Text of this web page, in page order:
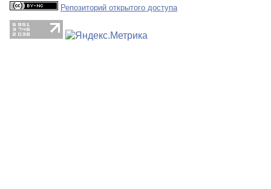
Репозиторий открытого доступа